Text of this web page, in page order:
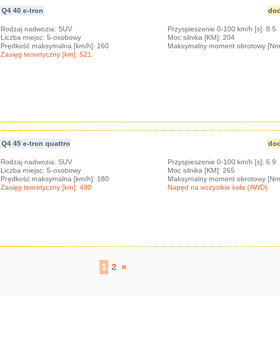
Q4 40 e-tron
Rodzaj nadwozia: SUV
Liczba miejsc: 5-osobowy
Prędkość maksymalna [km/h]: 160
Zasięg teoretyczny [km]: 521
Przyspieszenie 0-100 km/h [s]: 8.5
Moc silnika [KM]: 204
Maksymalny moment obrotowy
Q4 45 e-tron quattro
Rodzaj nadwozia: SUV
Liczba miejsc: 5-osobowy
Prędkość maksymalna [km/h]: 180
Zasięg teoretyczny [km]: 490
Przyspieszenie 0-100 km/h [s]: 6.9
Moc silnika [KM]: 265
Maksymalny moment obrotowy
Napęd na wszystkie koła (AWD)
1 2 »